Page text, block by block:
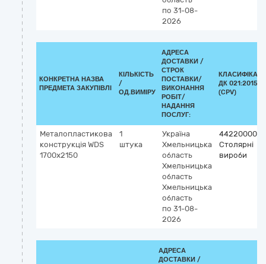
по 31-08-
2026
КОНКРЕТНА НАЗВА
ПРЕДМЕТА ЗАКУПІВЛІ
КІЛЬКІСТЬ
/
ОД.ВИМІРУ
АДРЕСА
ДОСТАВКИ /
СТРОК
ПОСТАВКИ/
ВИКОНАННЯ
РОБІТ/
НАДАННЯ
ПОСЛУГ:
ДК 021:2015
(CPV)
Металопластикова
конструкція WDS
1700x2150
1
штука
Україна
Хмельницька
область
Хмельницька
область
Хмельницька
область
по 31-08-
2026
44220000-8
Столярні
вироби
АДРЕСА
ДОСТАВКИ /